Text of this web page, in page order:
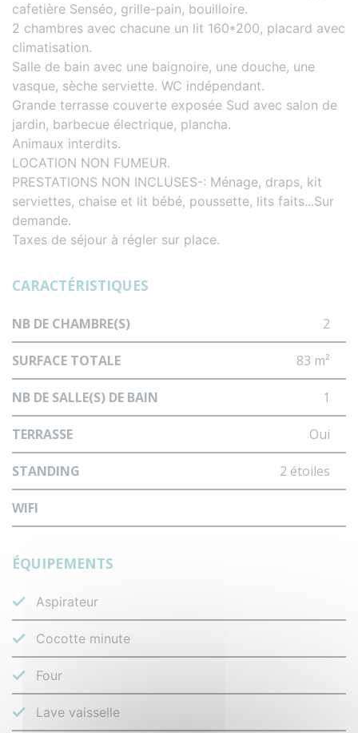
cafetière Senséo, grille-pain, bouilloire.
2 chambres avec chacune un lit 160*200, placard avec
climatisation.
Salle de bain avec une baignoire, une douche, une
vasque, sèche serviette. WC indépendant.
Grande terrasse couverte exposée Sud avec salon de
jardin, barbecue électrique, plancha.
Animaux interdits.
LOCATION NON FUMEUR.
PRESTATIONS NON INCLUSES-: Ménage, draps, kit
serviettes, chaise et lit bébé, poussette, lits faits...Sur
demande.
Taxes de séjour à régler sur place.
CARACTÉRISTIQUES
NB DE CHAMBRE(S) 2
SURFACE TOTALE 83 m²
NB DE SALLE(S) DE BAIN 1
TERRASSE Oui
STANDING 2 étoiles
WIFI
ÉQUIPEMENTS
Aspirateur
Cocotte minute
Four
Lave vaisselle